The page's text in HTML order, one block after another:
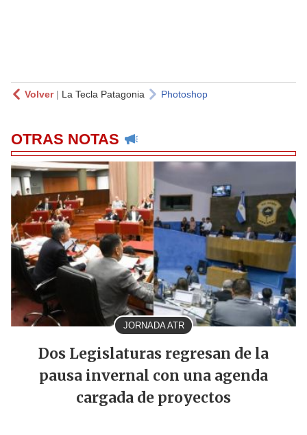
Volver| La Tecla Patagonia Photoshop
OTRAS NOTAS
JORNADA ATR
Dos Legislaturas regresan de la
pausa invernal con una agenda
cargada de proyectos